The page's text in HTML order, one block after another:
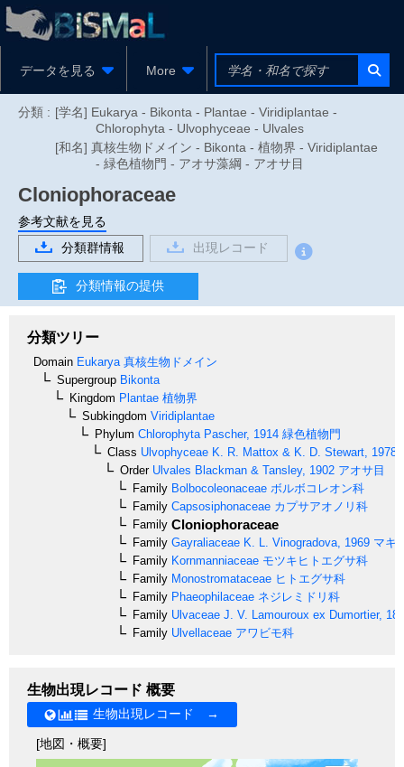
データを見る More
分類 : [学名] Eukarya - Bikonta - Plantae - Viridiplantae -
Chlorophyta - Ulvophyceae - Ulvales
[和名] 真核生物ドメイン - Bikonta - 植物界 - Viridiplantae
- 緑色植物門 - アオサ藻綱 - アオサ目
Cloniophoraceae
参考文献を見る
分類群情報
出現レコード
分類情報の提供
分類ツリー
Domain Eukarya 真核生物ドメイン
Supergroup Bikonta
Kingdom Plantae 植物界
Subkingdom Viridiplantae
Phylum Chlorophyta Pascher, 1914 緑色植物門
Class Ulvophyceae K. R. Mattox & K. D. Stewart, 1978
OrderUlvales Blackman & Tansley, 1902 アオサ目
Family Bolbocoleonaceae ボルボコレオン科
Family Capsosiphonaceae カプサアオノリ科
Family Cloniophoraceae
Family Gayraliaceae K. L. Vinogradova, 1969 マキ
Family Kornmanniaceae モツキヒトエグサ科
Family Monostromataceae ヒトエグサ科
Family Phaeophilaceae ネジレミドリ科
Family Ulvaceae J. V. Lamouroux ex Dumortier,
Family Ulvellaceae アワビモ科
生物出現レコード 概要
生物出現レコード →
[地図・概要]